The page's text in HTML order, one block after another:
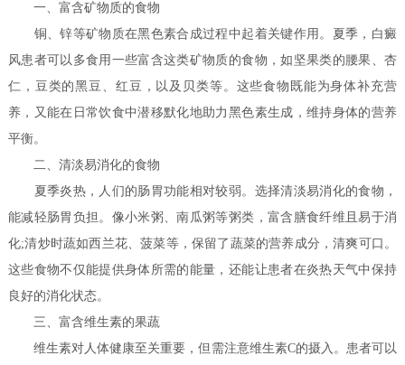
一、富含矿物质的食物
铜、锌等矿物质在黑色素合成过程中起着关键作用。夏季，白癜
风患者可以多食用一些富含这类矿物质的食物，如坚果类的腰果、杏
仁，豆类的黑豆、红豆，以及贝类等。这些食物既能为身体补充营
养，又能在日常饮食中潜移默化地助力黑色素生成，维持身体的营养
平衡。
二、清淡易消化的食物
夏季炎热，人们的肠胃功能相对较弱。选择清淡易消化的食物，
能减轻肠胃负担。像小米粥、南瓜粥等粥类，富含膳食纤维且易于消
化;清炒时蔬如西兰花、菠菜等，保留了蔬菜的营养成分，清爽可口。
这些食物不仅能提供身体所需的能量，还能让患者在炎热天气中保持
良好的消化状态。
三、富含维生素的果蔬
维生素对人体健康至关重要，但需注意维生素C的摄入。患者可以